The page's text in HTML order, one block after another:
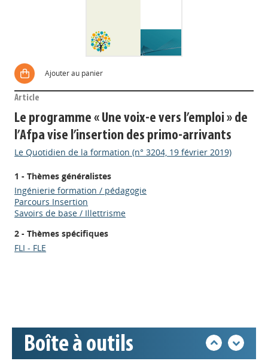
Ajouter au panier
Article
Le programme « Une voix-e vers l’emploi » de
l’Afpa vise l’insertion des primo-arrivants
Le Quotidien de la formation (n° 3204, 19 février 2019)
1 - Thèmes généralistes
Ingénierie formation / pédagogie
Parcours Insertion
Savoirs de base / Illettrisme
2 - Thèmes spécifiques
FLI - FLE
Boîte à outils
Base documentaire